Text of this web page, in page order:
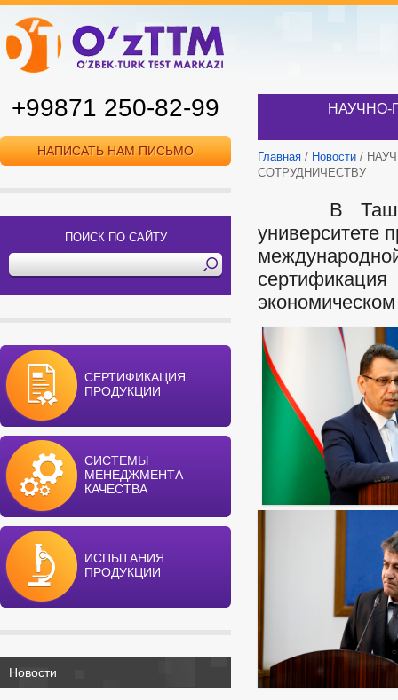
+99871 250-82-99
НАПИСАТЬ НАМ ПИСЬМО
ПОИСК ПО САЙТУ
СЕРТИФИКАЦИЯ
ПРОДУКЦИИ
СИСТЕМЫ
МЕНЕДЖМЕНТА
КАЧЕСТВА
ИСПЫТАНИЯ
ПРОДУКЦИИ
Новости
НАУЧНО-
Главная / Новости /
СОТРУДНИЧЕСТВУ
В
университете